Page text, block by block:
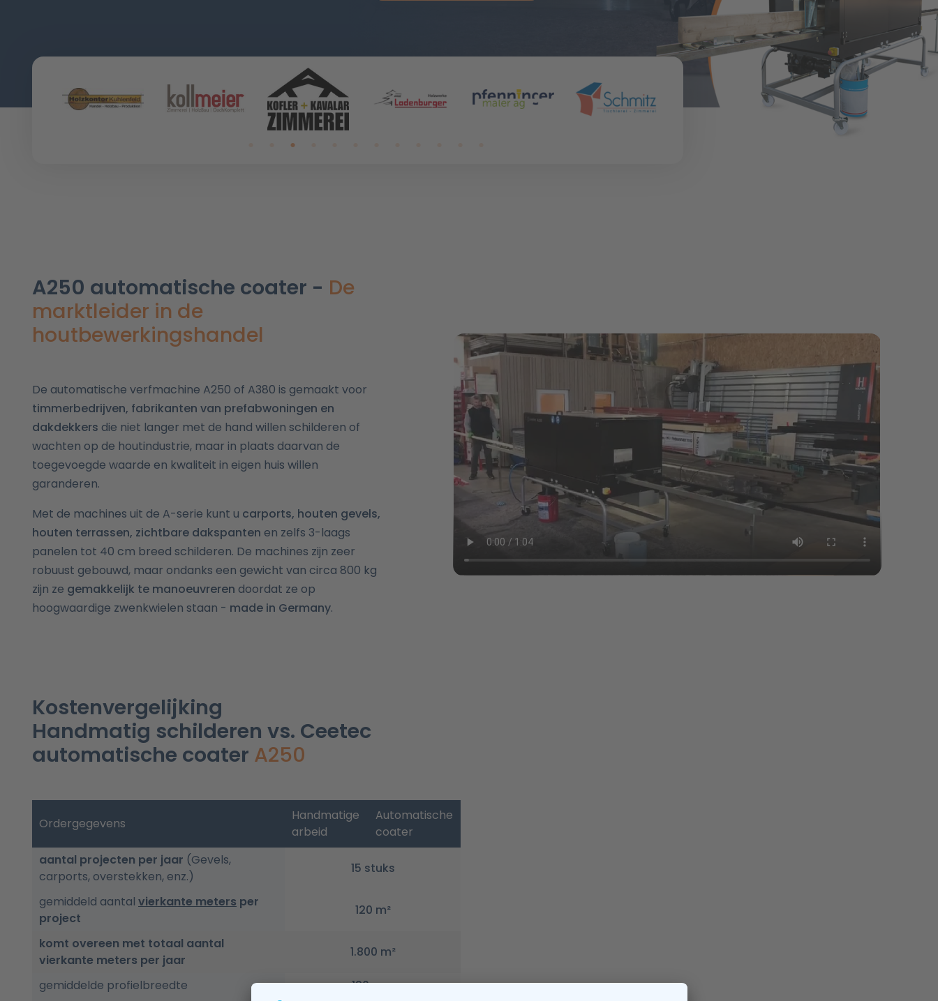
A250 automatische coater - De
marktleider in de
houtbewerkingshandel
De automatische verfmachine A250 of A380 is gemaakt voor
timmerbedrijven, fabrikanten van prefabwoningen en
dakdekkers die niet langer met de hand willen schilderen of
wachten op de houtindustrie, maar in plaats daarvan de
toegevoegde waarde en kwaliteit in eigen huis willen
garanderen.
Met de machines uit de A-serie kunt u carports, houten gevels,
houten terrassen, zichtbare dakspanten en zelfs 3-laags
panelen tot 40 cm breed schilderen. De machines zijn zeer
robuust gebouwd, maar ondanks een gewicht van circa 800 kg
zijn ze gemakkelijk te manoeuvreren doordat ze op
hoogwaardige zwenkwielen staan ​​- made in Germany.
Kostenvergelijking
Handmatig schilderen vs. Ceetec
automatische coater A250
Ordergegevens
Handmatige
arbeid
Automatische
coater
aantal projecten per jaar (Gevels,
carports, overstekken, enz.)
15 stuks
gemiddeld aantal vierkante meters per
project
120 m²
komt overeen met totaal aantal
vierkante meters per jaar
1.800 m²
gemiddelde profielbreedte
120 mm